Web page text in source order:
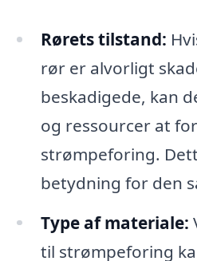
Rørets tilstand:
rør er alvorligt
beskadigede, kan
og ressourcer at
strømpeforing.
betydning for den
Type af materiale:
til strømpeforing